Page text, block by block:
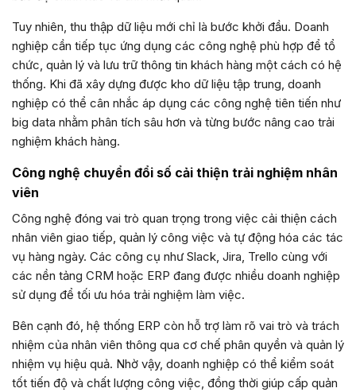
Tuy nhiên, thu thập dữ liệu mới chỉ là bước khởi đầu. Doanh
nghiệp cần tiếp tục ứng dụng các công nghệ phù hợp để tổ
chức, quản lý và lưu trữ thông tin khách hàng một cách có hệ
thống. Khi đã xây dựng được kho dữ liệu tập trung, doanh
nghiệp có thể cân nhắc áp dụng các công nghệ tiên tiến như
big data nhằm phân tích sâu hơn và từng bước nâng cao trải
nghiệm khách hàng.
Công nghệ chuyển đổi số cải thiện trải nghiệm nhân
viên
Công nghệ đóng vai trò quan trọng trong việc cải thiện cách
nhân viên giao tiếp, quản lý công việc và tự động hóa các tác
vụ hàng ngày. Các công cụ như Slack, Jira, Trello cùng với
các nền tảng CRM hoặc ERP đang được nhiều doanh nghiệp
sử dụng để tối ưu hóa trải nghiệm làm việc.
Bên cạnh đó, hệ thống ERP còn hỗ trợ làm rõ vai trò và trách
nhiệm của nhân viên thông qua cơ chế phân quyền và quản lý
nhiệm vụ hiệu quả. Nhờ vậy, doanh nghiệp có thể kiểm soát
tốt tiến độ và chất lượng công việc, đồng thời giúp cấp quản